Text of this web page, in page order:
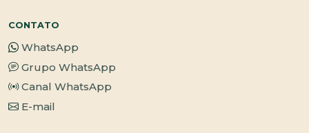
CONTATO
WhatsApp
Grupo WhatsApp
Canal WhatsApp
E-mail